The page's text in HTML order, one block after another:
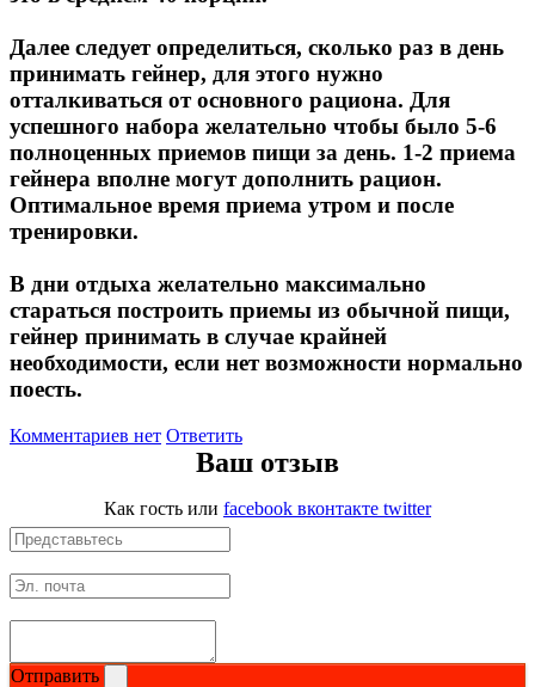
Далее следует определиться, сколько раз в день
принимать гейнер, для этого нужно
отталкиваться от основного рациона. Для
успешного набора желательно чтобы было 5-6
полноценных приемов пищи за день. 1-2 приема
гейнера вполне могут дополнить рацион.
Оптимальное время приема утром и после
тренировки.
В дни отдыха желательно максимально
стараться построить приемы из обычной пищи,
гейнер принимать в случае крайней
необходимости, если нет возможности нормально
поесть.
Комментариев нет Ответить
Ваш отзыв
Как гость или facebook вконтакте twitter
Отправить